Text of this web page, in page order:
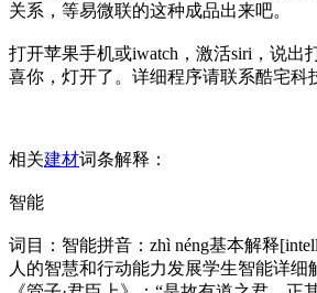
关系，等易微联的这种成品出来吧。
打开苹果手机或iwatch，激活siri，说出
喜你，灯开了。详细程序请联系酷宅科
相关建材词条解释：
智能
词目：智能拼音：zhì néng基本解释
人的智慧和行动能力发展学生智能详细